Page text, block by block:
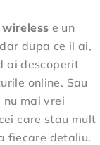
e un
dupa ce il ai,
ai descoperit
online. Sau
mai vrei
care stau mult
fiecare detaliu.